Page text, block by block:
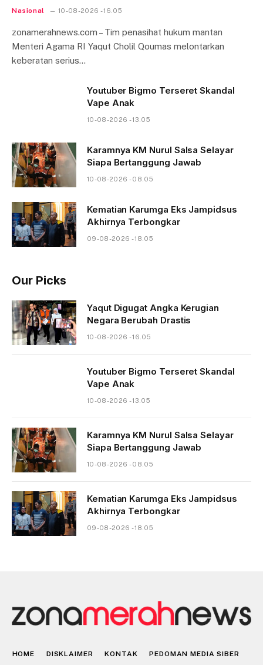
Nasional 10-08-2026 - 16.05
zonamerahnews.com – Tim penasihat hukum mantan
Menteri Agama RI Yaqut Cholil Qoumas melontarkan
keberatan serius…
Youtuber Bigmo Terseret Skandal
Vape Anak
10-08-2026 - 13.05
Karamnya KM Nurul Salsa Selayar
Siapa Bertanggung Jawab
10-08-2026 - 08.05
Kematian Karumga Eks Jampidsus
Akhirnya Terbongkar
09-08-2026 - 18.05
Our Picks
Yaqut Digugat Angka Kerugian
Negara Berubah Drastis
10-08-2026 - 16.05
Youtuber Bigmo Terseret Skandal
Vape Anak
10-08-2026 - 13.05
Karamnya KM Nurul Salsa Selayar
Siapa Bertanggung Jawab
10-08-2026 - 08.05
Kematian Karumga Eks Jampidsus
Akhirnya Terbongkar
09-08-2026 - 18.05
HOME DISKLAIMER KONTAK PEDOMAN MEDIA SIBER